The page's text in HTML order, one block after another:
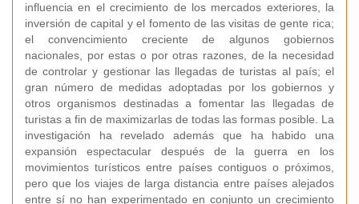
influencia en el crecimiento de los mercados exteriores, la
inversión de capital y el fomento de las visitas de gente rica;
el convencimiento creciente de algunos gobiernos
nacionales, por estas o por otras razones, de la necesidad
de controlar y gestionar las llegadas de turistas al país; el
gran número de medidas adoptadas por los gobiernos y
otros organismos destinadas a fomentar las llegadas de
turistas a fin de maximizarlas de todas las formas posible. La
investigación ha revelado además que ha habido una
expansión espectacular después de la guerra en los
movimientos turísticos entre países contiguos o próximos,
pero que los viajes de larga distancia entre países alejados
entre sí no han experimentado en conjunto un crecimiento